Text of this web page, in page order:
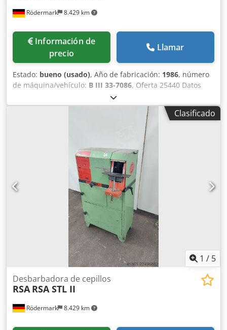
Rödermark 8.429 km
Información de
precio
Llamar
Estado: bueno (usado), Año de fabricación: 1986, número
de máquina/vehículo: B III 33-7086, Oferta 25440 Datos
técnicos: - Diámetro del cepillo 250 mm - Ancho del cepillo
60 mm - Velocidad del disco 1500 / 3000 rpm - Motor 400 V
/ 1,0 / 1,4 kW - Altura de trabajo 900 mm - Espacio
requerido, aprox. A 650 x Al 1150 x P 450 mm Dcedpfxszrv
Clasificado
1 / 5
Rödermark 8.429 km
Desbarbadora de cepillos
RSA RSA STL II